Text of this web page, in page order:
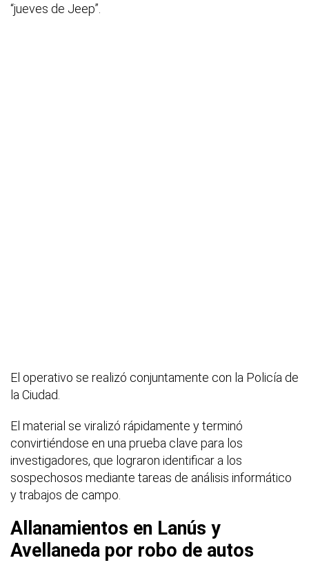
“jueves de Jeep”.
El operativo se realizó conjuntamente con la Policía de
la Ciudad.
El material se viralizó rápidamente y terminó
convirtiéndose en una prueba clave para los
investigadores, que lograron identificar a los
sospechosos mediante tareas de análisis informático
y trabajos de campo.
Allanamientos en Lanús y
Avellaneda por robo de autos